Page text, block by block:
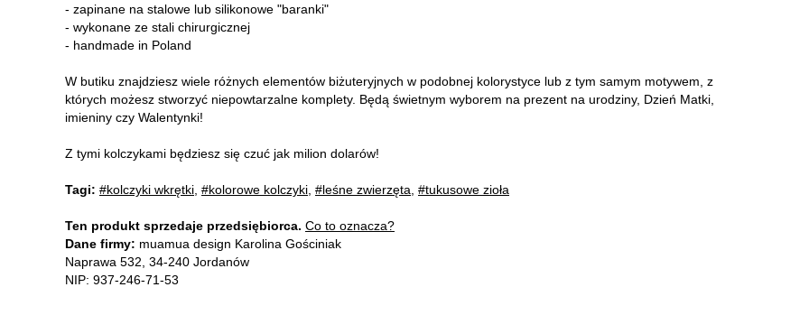
- zapinane na stalowe lub silikonowe "baranki"
- wykonane ze stali chirurgicznej
- handmade in Poland
W butiku znajdziesz wiele różnych elementów biżuteryjnych w podobnej kolorystyce lub z tym samym motywem, z
których możesz stworzyć niepowtarzalne komplety. Będą świetnym wyborem na prezent na urodziny, Dzień Matki,
imieniny czy Walentynki!
Z tymi kolczykami będziesz się czuć jak milion dolarów!
Tagi: #kolczyki wkrętki #kolorowe kolczyki #leśne zwierzęta #tukusowe zioła
Ten produkt sprzedaje przedsiębiorca. Co to oznacza?
Dane firmy: muamua design Karolina Gościniak
Naprawa 532, 34-240 Jordanów
NIP: 937-246-71-53